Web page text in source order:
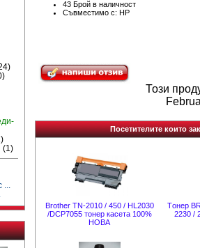
(1)
...
43 Брой в наличност
Съвместимо с: HP
Този
Посетителите които
Brother TN-2010 / 450 / HL2030
/DCP7055 тонер касета 100%
НОВА
Tонер
2230 /